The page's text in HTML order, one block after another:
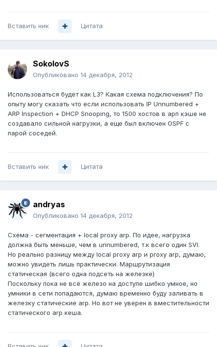
Вставить ник Цитата
SokolovS
Опубликовано 14 декабря, 2012
Использоваться будет как L3? Какая схема подключения? По
опыту могу сказать что если использовать IP Unnumbered +
ARP Inspection + DHCP Snooping, то 1500 хостов в арп кэше не
создавало сильной нагрузки, а еще был включен OSPF с
парой соседей.
Вставить ник Цитата
andryas
Опубликовано 14 декабря, 2012
Схема - сегментация + local proxy arp. По идее, нагрузка
должна быть меньше, чем в unnumbered, т.к всего один SVI.
Но реально разницу между local proxy arp и proxy arp, думаю,
можно увидеть лишь практически. Маршрутизация
статическая (всего одна подсеть на железке)
Поскольку пока не всё железо на доступе шибко умное, но
умники в сети попадаются, думаю временно буду заливать в
железку статические arp. Но вот не уверен в вместительности
статического arp кеша.